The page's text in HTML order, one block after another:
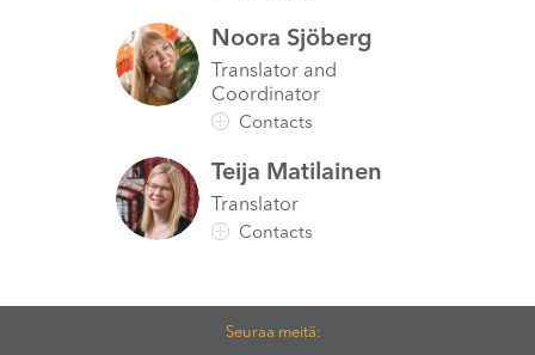
Noora Sjöberg
Translator and
Coordinator
Teija Matilainen
Translator
Seuraa meitä: